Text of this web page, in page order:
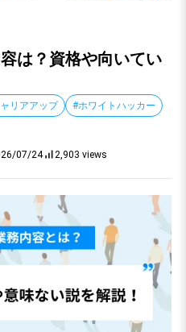
は？資格や向いてい
リアアップ
#ホワイトハッカー
07/24 2,903 views